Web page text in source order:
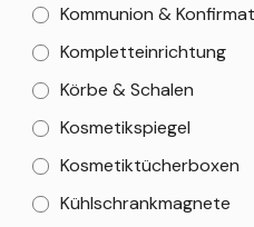
Kommunion &
Kompletteinrichtung
Körbe & Schalen
Kosmetikspiegel
Kosmetiktücherboxen
Kühlschrankmagnete